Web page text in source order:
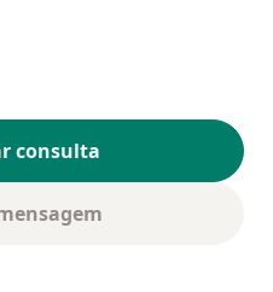
consulta